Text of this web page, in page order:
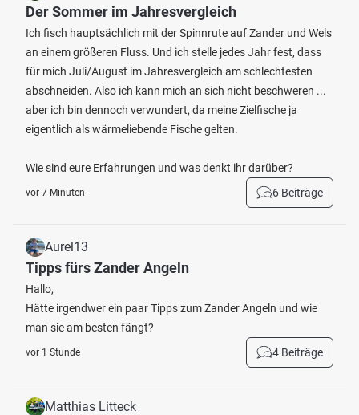
Der Sommer im Jahresvergleich
Ich fisch hauptsächlich mit der Spinnrute auf Zander und Wels
an einem größeren Fluss. Und ich stelle jedes Jahr fest, dass
für mich Juli/August im Jahresvergleich am schlechtesten
abschneiden. Also ich kann mich an sich nicht beschweren ...
aber ich bin dennoch verwundert, da meine Zielfische ja
eigentlich als wärmeliebende Fische gelten.
Wie sind eure Erfahrungen und was denkt ihr darüber?
vor 7 Minuten 6 Beiträge
Aurel13
Tipps fürs Zander Angeln
Hallo,
Hätte irgendwer ein paar Tipps zum Zander Angeln und wie
man sie am besten fängt?
vor 1 Stunde 4 Beiträge
Matthias Litteck